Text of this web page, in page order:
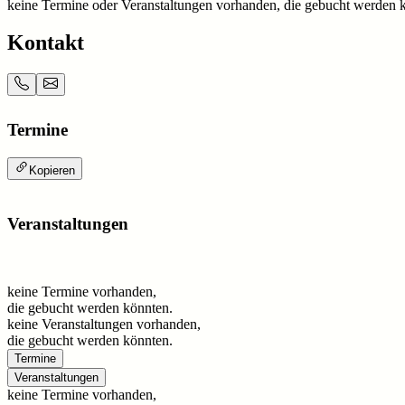
keine Termine oder Veranstaltungen vorhanden, die gebucht werden
Kontakt
Termine
Kopieren
Veranstaltungen
keine Termine vorhanden,
die gebucht werden könnten.
keine Veranstaltungen vorhanden,
die gebucht werden könnten.
Termine
Veranstaltungen
keine Termine vorhanden,